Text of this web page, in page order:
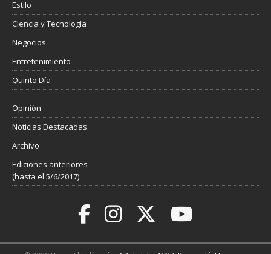
Estilo
Ciencia y Tecnología
Negocios
Entretenimiento
Quinto Día
Opinión
Noticias Destacadas
Archivo
Ediciones anteriores
(hasta el 5/6/2017)